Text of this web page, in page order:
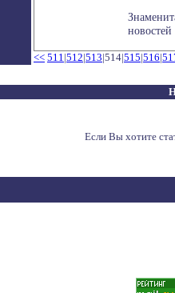
новостей
<< 511|512|513|514|515|516|
Если Вы хотите